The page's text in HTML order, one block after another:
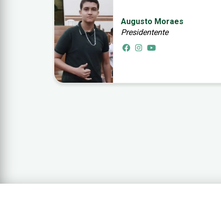
Augusto Moraes
Presidentente